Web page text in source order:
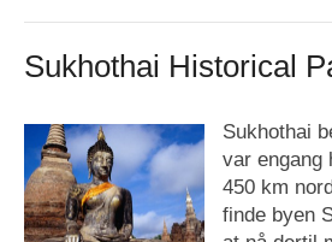
Sukhothai Historical
Sukhothai
var engang
450 km
finde byen